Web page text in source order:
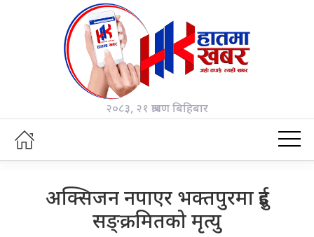
२०८३, २१ श्रावण बिहिबार
अक्सिजन नपाएर भक्तपुरमा दुई
सङ्क्रमितको मृत्यु